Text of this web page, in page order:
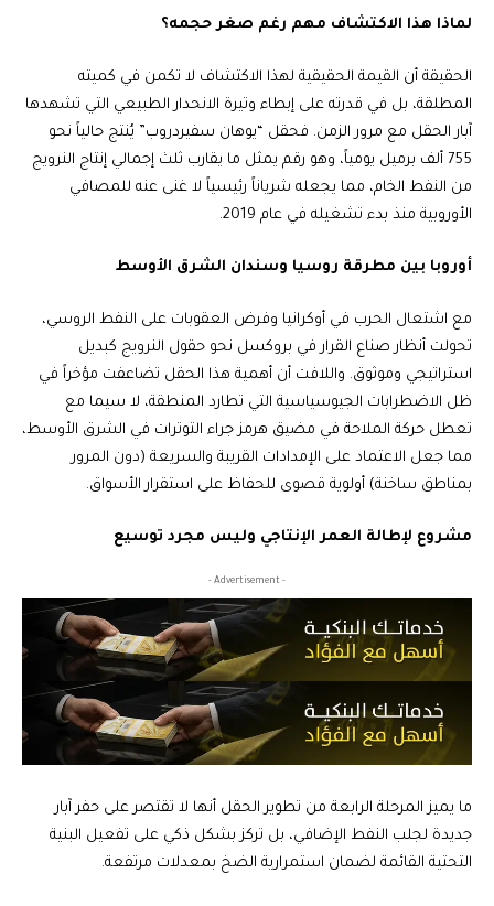
لماذا هذا الاكتشاف مهم رغم صغر حجمه؟
الحقيقة أن القيمة الحقيقية لهذا الاكتشاف لا تكمن في كميته
المطلقة، بل في قدرته على إبطاء وتيرة الانحدار الطبيعي التي تشهدها
آبار الحقل مع مرور الزمن. فحقل “يوهان سفيردروب” يُنتج حالياً نحو
755 ألف برميل يومياً، وهو رقم يمثل ما يقارب ثلث إجمالي إنتاج النرويج
من النفط الخام، مما يجعله شرياناً رئيسياً لا غنى عنه للمصافي
الأوروبية منذ بدء تشغيله في عام 2019.
أوروبا بين مطرقة روسيا وسندان الشرق الأوسط
مع اشتعال الحرب في أوكرانيا وفرض العقوبات على النفط الروسي،
تحولت أنظار صناع القرار في بروكسل نحو حقول النرويج كبديل
استراتيجي وموثوق. واللافت أن أهمية هذا الحقل تضاعفت مؤخراً في
ظل الاضطرابات الجيوسياسية التي تطارد المنطقة، لا سيما مع
تعطل حركة الملاحة في مضيق هرمز جراء التوترات في الشرق الأوسط،
مما جعل الاعتماد على الإمدادات القريبة والسريعة (دون المرور
بمناطق ساخنة) أولوية قصوى للحفاظ على استقرار الأسواق.
مشروع لإطالة العمر الإنتاجي وليس مجرد توسيع
- Advertisement -
ما يميز المرحلة الرابعة من تطوير الحقل أنها لا تقتصر على حفر آبار
جديدة لجلب النفط الإضافي، بل تركز بشكل ذكي على تفعيل البنية
التحتية القائمة لضمان استمرارية الضخ بمعدلات مرتفعة.